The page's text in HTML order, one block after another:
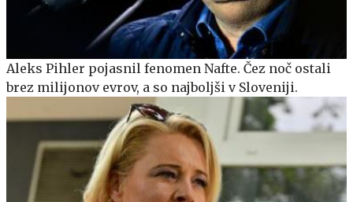
Aleks Pihler pojasnil fenomen Nafte. Čez noč ostali
brez milijonov evrov, a so najboljši v Sloveniji.